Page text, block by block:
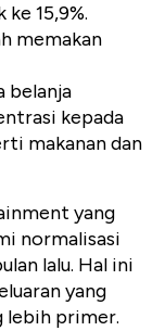
15,9%.
memakan
belanja
kepada
makanan dan
yang
normalisasi
lalu. Hal ini
yang
lebih primer.